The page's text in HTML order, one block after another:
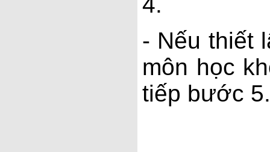
- Nếu thiết
môn học
tiếp bước 5.